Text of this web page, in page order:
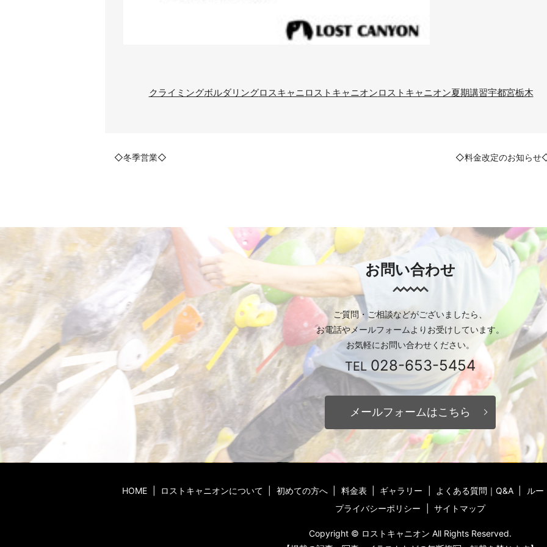
クライミングボルダリングロスキャニ ロストキャニオンロストキャニオン夏期講習宇都宮栃木
◇冬季営業◇ ◇料金改定のお知ら
お問い合わせ
ご質問・ご相談などがございましたら、
お電話やメールフォームより お受けしています。
お気軽にお問い合わせください。
TEL 028-653-5454
メールフォームはこちら
HOME ロストキャニオンについて 初めての方へ 料金表 ギャラリー よくある質問｜Q&A
ルー
プライバシーポリシー
サイトマップ
Copyright © ロストキャニオン All Rights Reserved.